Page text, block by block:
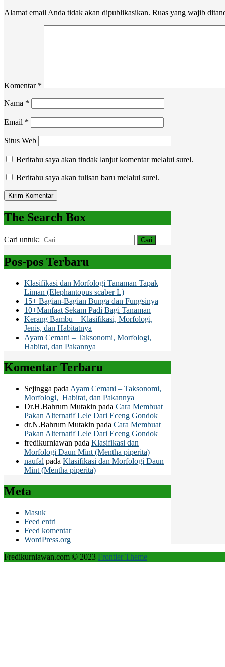
Alamat email Anda tidak akan dipublikasikan. Ruas yang wajib
Komentar *
Nama *
Email *
Situs Web
Beritahu saya akan tindak lanjut komentar melalui surel.
Beritahu saya akan tulisan baru melalui surel.
The Search Box
Cari untuk:
Pos-pos Terbaru
Klasifikasi dan Morfologi Tanaman Tapak
Liman (Elephantopus scaber L)
15+ Bagian-Bagian Bunga dan Fungsinya
10+Manfaat Sekam Padi Bagi Tanaman
Kerang Bambu – Klasifikasi, Morfologi,
Jenis, dan Habitatnya
Ayam Cemani – Taksonomi, Morfologi,
Habitat, dan Pakannya
Komentar Terbaru
Sejingga pada Ayam Cemani – Taksonomi,
Morfologi, Habitat, dan Pakannya
Dr.H.Bahrum Mutakin pada Cara Membuat
Pakan Alternatif Lele Dari Eceng Gondok
dr.N.Bahrum Mutakin pada Cara Membuat
Pakan Alternatif Lele Dari Eceng Gondok
fredikurniawan pada Klasifikasi dan
Morfologi Daun Mint (Mentha piperita)
naufal pada Klasifikasi dan Morfologi Daun
Mint (Mentha piperita)
Meta
Masuk
Feed entri
Feed komentar
WordPress.org
Fredikurniawan.com © 2023 Frontier Theme